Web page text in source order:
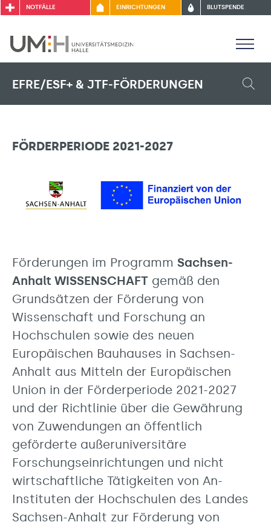
NOTFÄLLE EINRICHTUNGEN BLUTSPENDE
EFRE/ESF+ & JTF-FÖRDERUNGEN
FÖRDERPERIODE 2021-2027
Förderungen im Programm Sachsen-
Anhalt WISSENSCHAFT gemäß den
Grundsätzen der Förderung von
Wissenschaft und Forschung an
Hochschulen sowie des neuen
Europäischen Bauhauses in Sachsen-
Anhalt aus Mitteln der Europäischen
Union in der Förderperiode 2021-2027
und der Richtlinie über die Gewährung
von Zuwendungen an öffentlich
geförderte außeruniversitäre
Forschungseinrichtungen und nicht
wirtschaftliche Tätigkeiten von An-
Instituten der Hochschulen des Landes
Sachsen-Anhalt zur Förderung von